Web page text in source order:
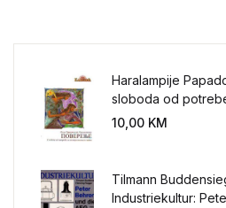
Haralampije
sloboda od
sveta
10,00 KM
Tilmann
Industriekultur: